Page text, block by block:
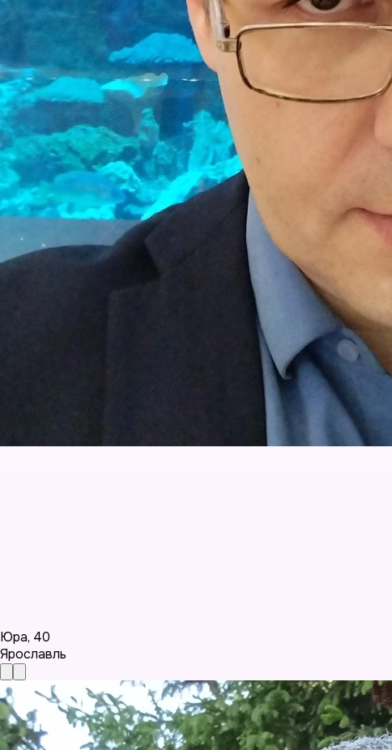
Юра, 40
Ярославль